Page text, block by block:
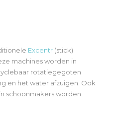
Excentr (stick)
machines worden in
rotatiegegoten
en het water afzuigen. Ook
schoonmakers worden